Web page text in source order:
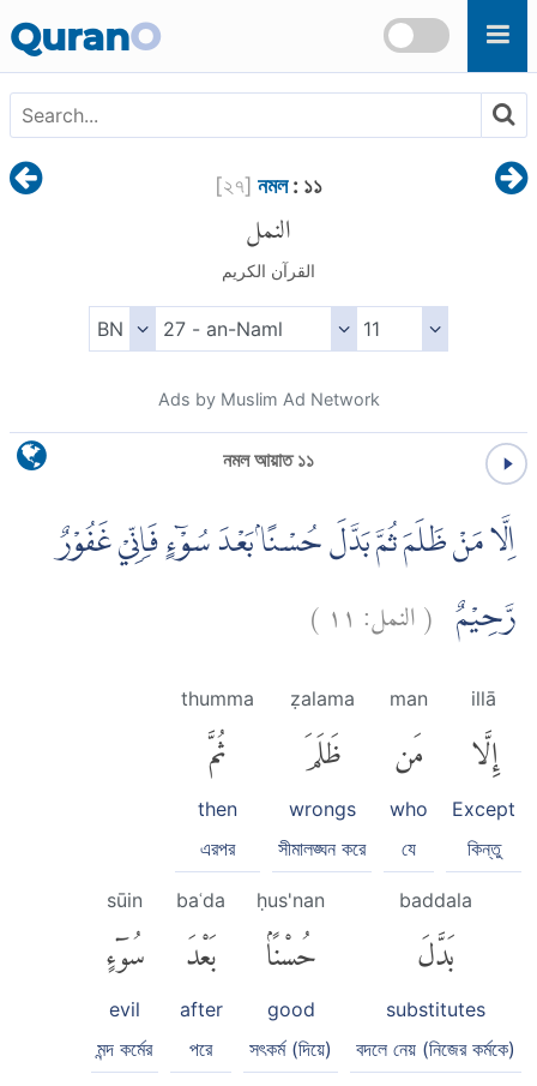
QuranO
[২৭] নমল: ১১
النمل
القرآن الكريم
Ads by Muslim Ad Network
নমল আয়াত ১১
اِلَّا مَنْ ظَلَمَ ثُمَّ بَدَّلَ حُسْنًاۢ بَعْدَ سُوْۤءٍ فَاِنِّيْ غَفُوْرٌ
رَّحِيْمٌ (النمل: ١١ )
illā
إِلَّا
Except
কিন্তু
man
مَن
who
যে
ẓalama
ظَلَمَ
wrongs
সীমালঙ্ঘন করে
thumma
ثُمَّ
then
এরপর
baddala
بَدَّلَ
substitutes
বদলে নেয় (নিজের কর্মকে)
ḥus'nan
حُسْنًۢا
good
সৎকর্ম (দিয়ে)
baʿda
بَعْدَ
after
পরে
sūin
سُوٓءٍ
evil
মন্দ কর্মের